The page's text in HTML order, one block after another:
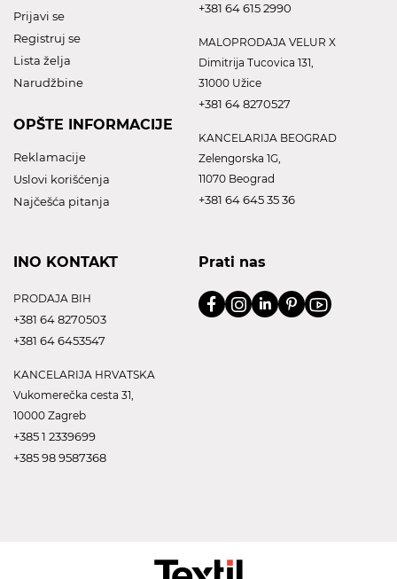
Prijavi se
Registruj se
Lista želja
Narudžbine
OPŠTE INFORMACIJE
Reklamacije
Uslovi korišćenja
Najčešća pitanja
+381 64 615 2990
MALOPRODAJA VELUR X
Dimitrija Tucovica 131,
31000 Užice
+381 64 8270527
KANCELARIJA BEOGRAD
Zelengorska 1G,
11070 Beograd
+381 64 645 35 36
INO KONTAKT
PRODAJA BIH
+381 64 8270503
+381 64 6453547
KANCELARIJA HRVATSKA
Vukomerečka cesta 31,
10000 Zagreb
+385 1 2339699
+385 98 9587368
Prati nas